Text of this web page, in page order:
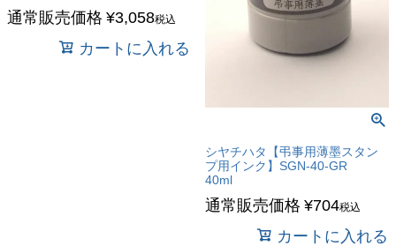
通常販売価格 ¥3,058税込
カートに入れる
シヤチハタ【弔事用薄墨スタン
プ用インク】SGN-40-GR
40ml
通常販売価格 ¥704税込
カートに入れる